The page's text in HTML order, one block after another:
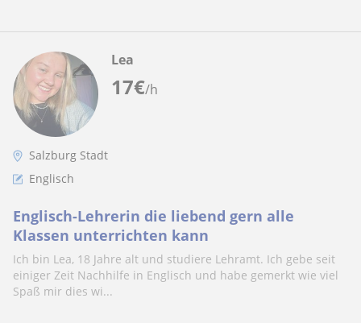
17€/h
Lea
Salzburg Stadt
Englisch
Englisch-Lehrerin die liebend gern alle
Klassen unterrichten kann
Ich bin Lea, 18 Jahre alt und studiere Lehramt. Ich gebe seit
einiger Zeit Nachhilfe in Englisch und habe gemerkt wie viel
Spaß mir dies wi...